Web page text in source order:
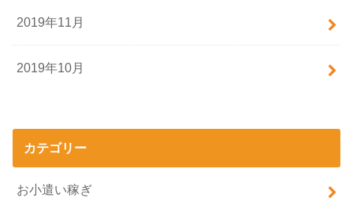
2019年11月
2019年10月
カテゴリー
お小遣い稼ぎ